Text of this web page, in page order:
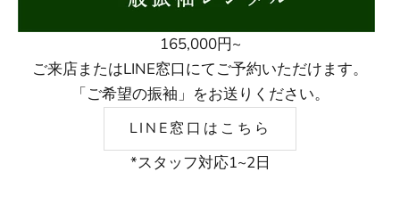
165,000円~
ご来店またはLINE窓口にてご予約いただけます。
「ご希望の振袖」をお送りください。
LINE窓口はこちら
*スタッフ対応1~2日